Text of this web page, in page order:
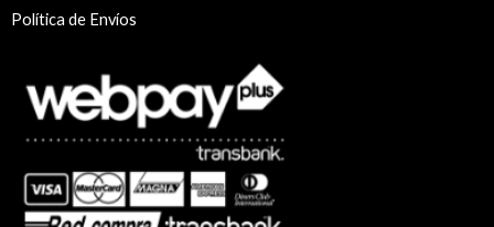
Política de Envíos